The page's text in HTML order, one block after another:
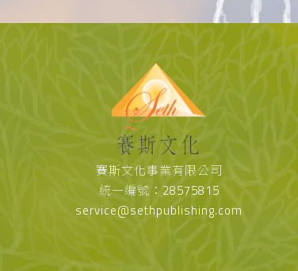
賽斯文化事業有限公司
統一編號：28575815
service@sethpublishing.com